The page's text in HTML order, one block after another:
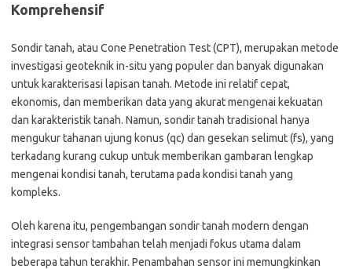
Komprehensif
Sondir tanah, atau Cone Penetration Test (CPT), merupakan metode
investigasi geoteknik in-situ yang populer dan banyak digunakan
untuk karakterisasi lapisan tanah. Metode ini relatif cepat,
ekonomis, dan memberikan data yang akurat mengenai kekuatan
dan karakteristik tanah. Namun, sondir tanah tradisional hanya
mengukur tahanan ujung konus (qc) dan gesekan selimut (fs), yang
terkadang kurang cukup untuk memberikan gambaran lengkap
mengenai kondisi tanah, terutama pada kondisi tanah yang
kompleks.
Oleh karena itu, pengembangan sondir tanah modern dengan
integrasi sensor tambahan telah menjadi fokus utama dalam
beberapa tahun terakhir. Penambahan sensor ini memungkinkan